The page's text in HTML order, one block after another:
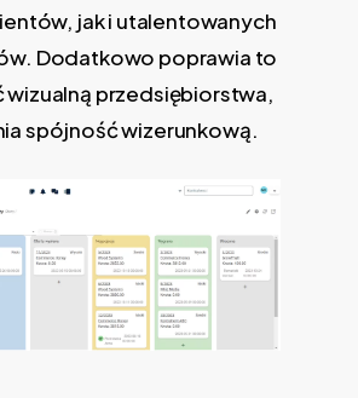
jak i utalentowanych
Dodatkowo poprawia to
wizualną przedsiębiorstwa,
spójność wizerunkową.